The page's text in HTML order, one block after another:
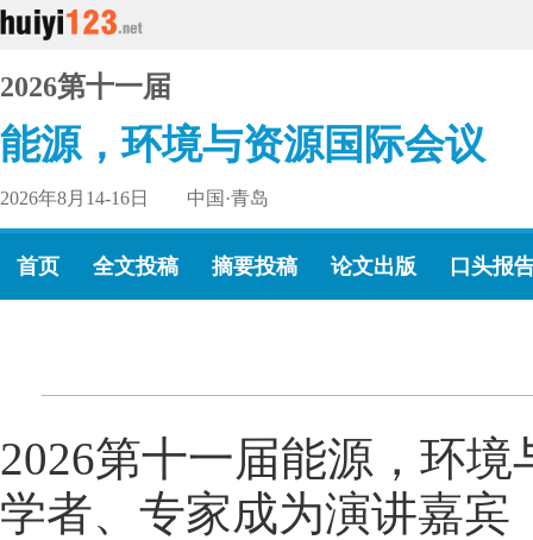
2026第十一届
能源，环境与资源国际会议
2026年8月14-16日 中国·青岛
首页 全文投稿 摘要投稿 论文出版 口头报
2026第十一届能源，环
学者、专家成为演讲嘉宾